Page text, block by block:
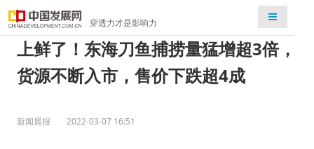
穿透力才是影响力
检索
上鲜了！东海刀鱼捕捞量猛增超3倍，
货源不断入市，售价下跌超4成
新闻晨报 2022-03-07 16:51